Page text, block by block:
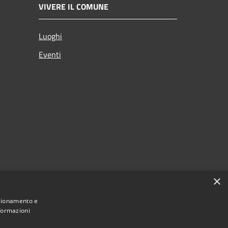
VIVERE IL COMUNE
Luoghi
Eventi
×
e